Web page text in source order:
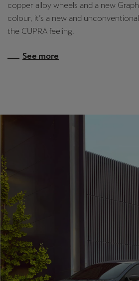
copper alloy wheels and a new
colour, it’s a new and
the CUPRA feeling.
See more